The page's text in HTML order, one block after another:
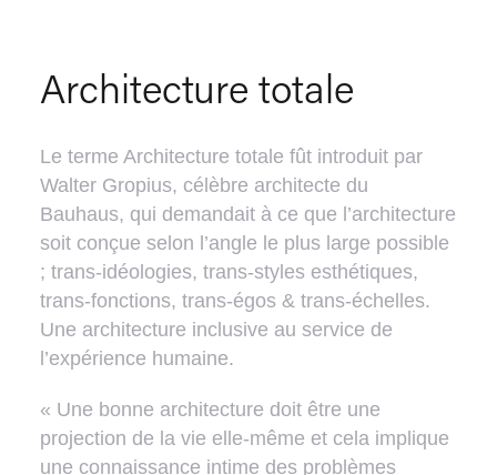
Architecture totale
Le terme Architecture totale fût introduit par
Walter Gropius, célèbre architecte du
Bauhaus, qui demandait à ce que l’architecture
soit conçue selon l’angle le plus large possible
; trans-idéologies, trans-styles esthétiques,
trans-fonctions, trans-égos & trans-échelles.
Une architecture inclusive au service de
l’expérience humaine.
« Une bonne architecture doit être une
projection de la vie elle-même et cela implique
une connaissance intime des problèmes